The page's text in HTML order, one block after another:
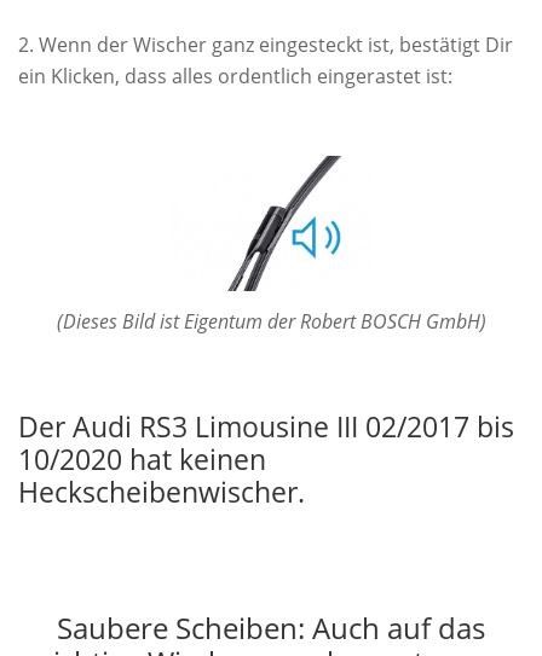
Wenn der Wischer ganz eingesteckt ist, bestätigt Dir
ein Klicken, dass alles ordentlich eingerastet ist:
(Dieses Bild ist Eigentum der Robert BOSCH GmbH)
Der Audi RS3 Limousine III 02/2017 bis
10/2020 hat keinen
Heckscheibenwischer.
Saubere Scheiben: Auch auf das